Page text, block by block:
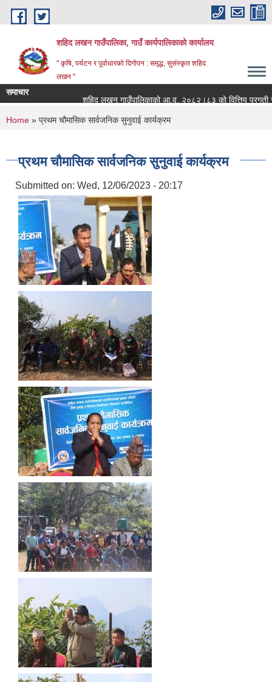
Skip to main content
शहिद लखन गाउँपालिका, गाउँ कार्यपालिकाको कार्यालय
" कृषि, पर्यटन र पूर्वाधारको दिगोपन : समृद्ध, सुसंस्कृत शहिद
लखन "
समाचार
शहिद लखन गाउँपालिकाको आ.व. २०८२।८३ को वित्तिय प्रगती
0
You are here
Home » प्रथम चौमासिक सार्वजनिक सुनुवाई कार्यक्रम
प्रथम चौमासिक सार्वजनिक सुनुवाई कार्यक्रम
Submitted on: Wed, 12/06/2023 - 20:17